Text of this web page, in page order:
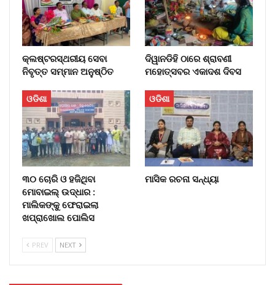
କ୍ଲଷ୍ଟରସ୍ଥରୀୟ ସେବା
ନିବୃତ୍ତ ସମ୍ମାନ ଅନୁଷ୍ଠିତ
ଦିୱାନଡିହି ଠାରେ ଶ୍ରାବଣୀ
ମହୋତ୍ସବର ଏକାଦଶ ଦିବସ
ଓଡିଶା
୩୦ ଚୋରି ଓ ହଜିଥିବା
ମୋବାଇଲ୍‌ ଉଦ୍ଧାର :
ମାଲିକଙ୍କୁ ଫେରାଇଲା
ଖପ୍ରାଖୋଲ ପୋଲିସ
ଓଡିଶା
ମାସିକ ରଚନା ସନ୍ଧ୍ୟା
PREV NEXT